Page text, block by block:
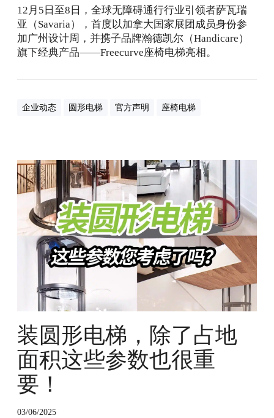
州
设
计
周
居
生
活
新
12月5日至8日，全球无障碍通行行业引领者萨瓦瑞
亚（Savaria），首度以加拿大国家展团成员身份参
加广州设计周，并携子品牌瀚德凯尔（Handicare）
旗下经典产品——Freecurve座椅电梯亮相。
企业动态 圆形电梯 官方声明 座椅电梯
装
圆
形
梯
，
积
这
些
参
数
也
很
装圆形电梯，除了占地
面积这些参数也很重
要！
03/06/2025